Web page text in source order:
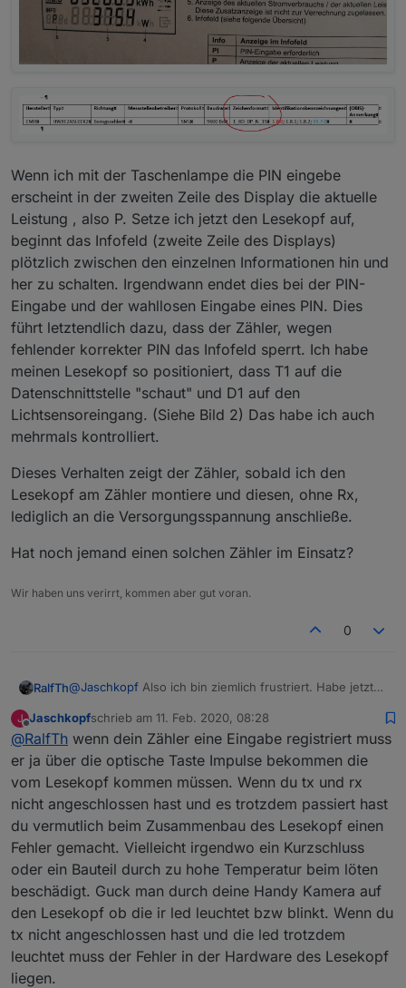
Wenn ich mit der Taschenlampe die PIN eingebe
erscheint in der zweiten Zeile des Display die aktuelle
Leistung , also P. Setze ich jetzt den Lesekopf auf,
beginnt das Infofeld (zweite Zeile des Displays)
plötzlich zwischen den einzelnen Informationen hin und
her zu schalten. Irgendwann endet dies bei der PIN-
Eingabe und der wahllosen Eingabe eines PIN. Dies
führt letztendlich dazu, dass der Zähler, wegen
fehlender korrekter PIN das Infofeld sperrt. Ich habe
meinen Lesekopf so positioniert, dass T1 auf die
Datenschnittstelle "schaut" und D1 auf den
Lichtsensoreingang. (Siehe Bild 2) Das habe ich auch
mehrmals kontrolliert.
Dieses Verhalten zeigt der Zähler, sobald ich den
Lesekopf am Zähler montiere und diesen, ohne Rx,
lediglich an die Versorgungsspannung anschließe.
Hat noch jemand einen solchen Zähler im Einsatz?
Wir haben uns verirrt, kommen aber gut voran.
0
RalfTh@Jaschkopf Also ich bin ziemlich frustriert. Habe jetzt
trotzdem geht nichts. Den Lesekopf habe ich auch
schon gedreht, aber auch Fehlanzeige.
Mir fehlt auch irgendwie eine Beschreibung, was dieser
Lesekopf und der ESP alles macht. Ich kann das
Verhalten meines Zählers überhaupt nicht
nachvollziehen.
Nochmal meine Konfiguration:
Mein Zähler
Wenn ich mit der Taschenlampe die PIN eingebe
erscheint in der zweiten Zeile des Display die aktuelle
Leistung , also P. Setze ich jetzt den Lesekopf auf,
beginnt das Infofeld (zweite Zeile des Displays) plötzlich
zwischen den einzelnen Informationen hin und her zu
schalten. Irgendwann endet dies bei der PIN-Eingabe
und der wahllosen Eingabe eines PIN. Dies führt
letztendlich dazu, dass der Zähler, wegen fehlender
korrekter PIN das Infofeld sperrt. Ich habe meinen
Lesekopf so positioniert, dass T1 auf die
Datenschnittstelle "schaut" und D1 auf den
Lichtsensoreingang. (Siehe Bild 2) Das habe ich auch
mehrmals kontrolliert.
Dieses Verhalten zeigt der Zähler, sobald ich den
Lesekopf am Zähler montiere und diesen, ohne Rx,
lediglich an die Versorgungsspannung anschließe.
Hat noch jemand einen solchen Zähler im Einsatz?
J
Offline
Jaschkopfschrieb am 11. Feb. 2020, 08:28
zuletzt editiert von
@RalfTh wenn dein Zähler eine Eingabe registriert muss
er ja über die optische Taste Impulse bekommen die
vom Lesekopf kommen müssen. Wenn du tx und rx
nicht angeschlossen hast und es trotzdem passiert hast
du vermutlich beim Zusammenbau des Lesekopf einen
Fehler gemacht. Vielleicht irgendwo ein Kurzschluss
oder ein Bauteil durch zu hohe Temperatur beim löten
beschädigt. Guck man durch deine Handy Kamera auf
den Lesekopf ob die ir led leuchtet bzw blinkt. Wenn du
tx nicht angeschlossen hast und die led trotzdem
leuchtet muss der Fehler in der Hardware des Lesekopf
liegen.